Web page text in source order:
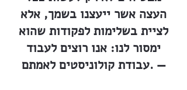
העצה אשר ייעצנו בשמך, אלא
לציית בשלימות לפקודות שהוא
ימסור לנו: אנו רוצים לעבוד
עבודת קולוניסטים לאמתם. —